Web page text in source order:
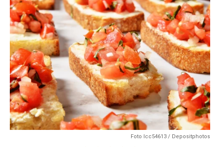
Foto lcc54613 / Depositphotos